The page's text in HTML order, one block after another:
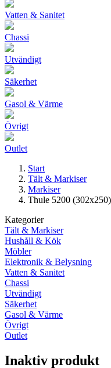
Vatten & Sanitet
Chassi
Utvändigt
Säkerhet
Gasol & Värme
Övrigt
Outlet
Start
Tält & Markiser
Markiser
Thule 5200
Kategorier
Tält & Markiser
Hushåll & Kök
Möbler
Elektronik & Belysning
Vatten & Sanitet
Chassi
Utvändigt
Säkerhet
Gasol & Värme
Övrigt
Outlet
Inaktiv produkt